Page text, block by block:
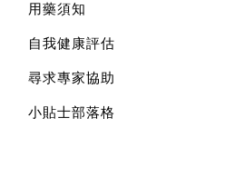
用藥須知
自我健康評估
尋求專家協助
小貼士部落格